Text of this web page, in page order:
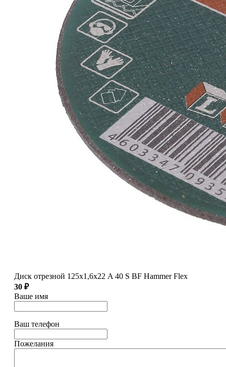
Диск отрезной 125х1,6х22 A 40 S BF Hammer Flex
30 ₽
Ваше имя
Ваш телефон
Пожелания